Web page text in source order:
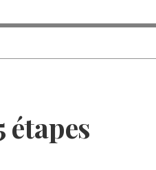
étapes